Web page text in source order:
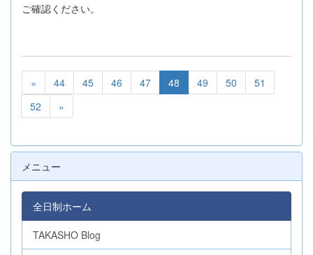
ご確認ください。
« 44 45 46 47 48 49 50
51
52
»
メニュー
全日制ホーム
TAKASHO Blog